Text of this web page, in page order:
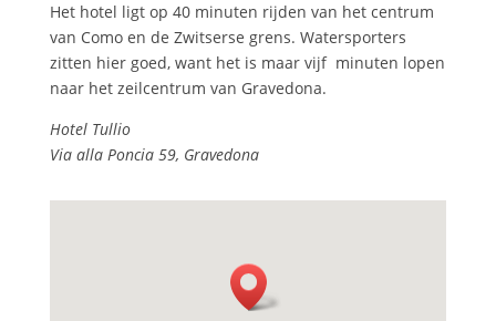
Het hotel ligt op 40 minuten rijden van het centrum
van Como en de Zwitserse grens. Watersporters
zitten hier goed, want het is maar vijf minuten lopen
naar het zeilcentrum van Gravedona.
Hotel Tullio
Via alla Poncia 59, Gravedona